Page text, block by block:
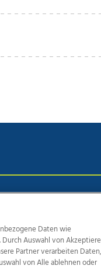
Weitere Angebote
Life Radio
Daten wie
Auswahl von
Partner verarbeiten
von Alle ablehnen oder